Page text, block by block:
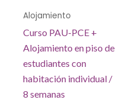
Alojamiento
Curso PAU-PCE +
Alojamiento en piso de
estudiantes con
habitación individual /
8 semanas